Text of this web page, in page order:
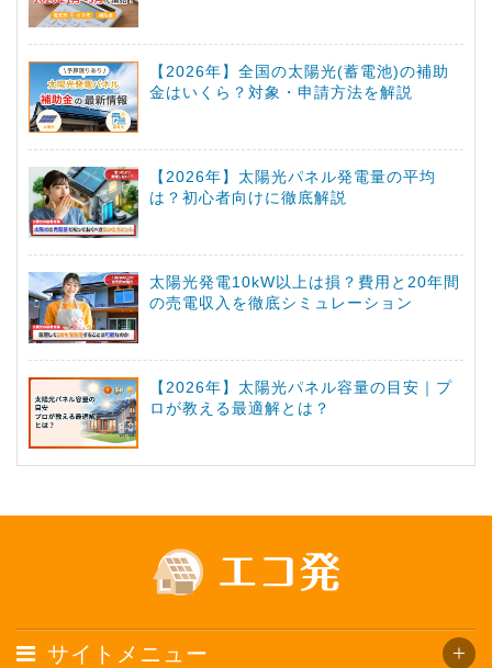
【2026年】全国の太陽光(蓄電池)の補助
金はいくら？対象・申請方法を解説
【2026年】太陽光パネル発電量の平均
は？初心者向けに徹底解説
太陽光発電10kW以上は損？費用と20年間
の売電収入を徹底シミュレーション
【2026年】太陽光パネル容量の目安｜プ
ロが教える最適解とは？
サイトメニュー